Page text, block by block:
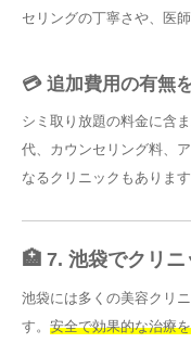
セリングの丁寧さや、医
💳 追加費用の有無
シミ取り放題の料金に含
代、カウンセリング料、
なるクリニックもあります
🏥 7. 池袋でクリ
池袋には多くの美容クリ
す。 安全で効果的な治療